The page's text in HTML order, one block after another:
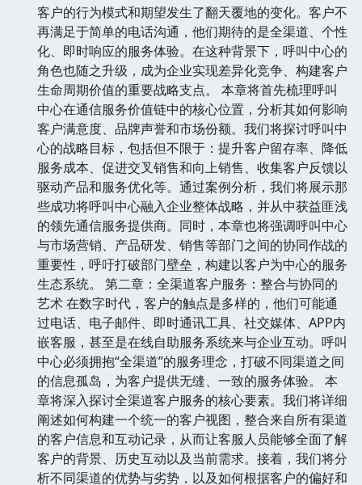
客户的行为模式和期望发生了翻天覆地的变化。客户不
再满足于简单的电话沟通，他们期待的是全渠道、个性
化、即时响应的服务体验。在这种背景下，呼叫中心的
角色也随之升级，成为企业实现差异化竞争、构建客户
生命周期价值的重要战略支点。 本章将首先梳理呼叫
中心在通信服务价值链中的核心位置，分析其如何影响
客户满意度、品牌声誉和市场份额。我们将探讨呼叫中
心的战略目标，包括但不限于：提升客户留存率、降低
服务成本、促进交叉销售和向上销售、收集客户反馈以
驱动产品和服务优化等。通过案例分析，我们将展示那
些成功将呼叫中心融入企业整体战略，并从中获益匪浅
的领先通信服务提供商。同时，本章也将强调呼叫中心
与市场营销、产品研发、销售等部门之间的协同作战的
重要性，呼吁打破部门壁垒，构建以客户为中心的服务
生态系统。 第二章：全渠道客户服务：整合与协同的
艺术 在数字时代，客户的触点是多样的，他们可能通
过电话、电子邮件、即时通讯工具、社交媒体、APP内
嵌客服，甚至是在线自助服务系统来与企业互动。呼叫
中心必须拥抱“全渠道”的服务理念，打破不同渠道之间
的信息孤岛，为客户提供无缝、一致的服务体验。 本
章将深入探讨全渠道客户服务的核心要素。我们将详细
阐述如何构建一个统一的客户视图，整合来自所有渠道
的客户信息和互动记录，从而让客服人员能够全面了解
客户的背景、历史互动以及当前需求。接着，我们将分
析不同渠道的优势与劣势，以及如何根据客户的偏好和